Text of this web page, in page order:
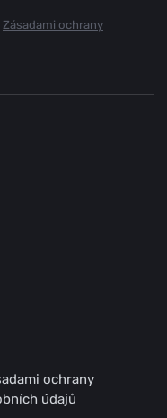
Zásadami ochrany
ochrany
údajů